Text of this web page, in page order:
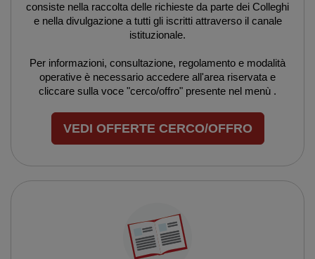
consiste nella raccolta delle richieste da parte dei Colleghi
e nella divulgazione a tutti gli iscritti attraverso il canale
istituzionale.
Per informazioni, consultazione, regolamento e modalità
operative è necessario accedere all'area riservata e
cliccare sulla voce "cerco/offro" presente nel menù .
VEDI OFFERTE CERCO/OFFRO